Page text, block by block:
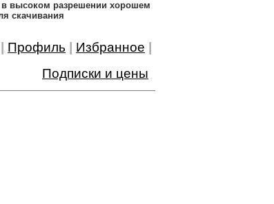
в высоком разрешении хорошем
скачивания
Профиль Избранное
Подписки и цены